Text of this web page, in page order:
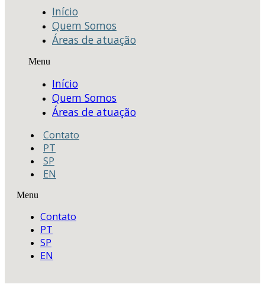
Início
Quem Somos
Áreas de atuação
Menu
Início
Quem Somos
Áreas de atuação
Contato
PT
SP
EN
Menu
Contato
PT
SP
EN